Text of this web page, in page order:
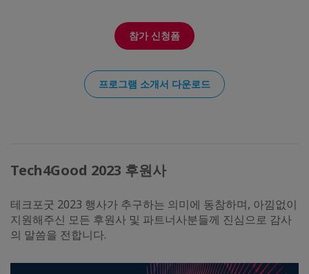
참가 신청폼
프로그램 소개서 다운로드
Tech4Good 2023 후원사
테크포굿 2023 행사가 추구하는 의미에 동참하며, 아낌없이
지원해주신 모든 후원사 및 파트너사분들께 진심으로 감사
의 말씀을 전합니다.